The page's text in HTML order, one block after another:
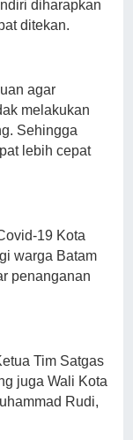
diharapkan
ditekan.
agar
melakukan
Sehingga
lebih cepat
19 Kota
warga Batam
penanganan
Tim Satgas
juga Wali Kota
Rudi,